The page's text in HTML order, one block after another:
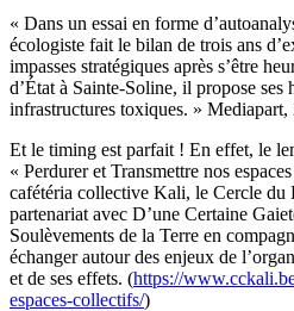
« Dans un essai en forme
écologiste fait le bilan de trois ans
impasses stratégiques après s’être
d’État à Sainte-Soline, il propose ses
infrastructures toxiques. »
Et le timing est parfait ! En effet, le
« Perdurer et Transmettre nos
cafétéria collective Kali, le Cercle du
partenariat avec D’une Certaine
Soulèvements de la Terre en
échanger autour des enjeux de
et de ses effets. (https://
espaces-collectifs/)